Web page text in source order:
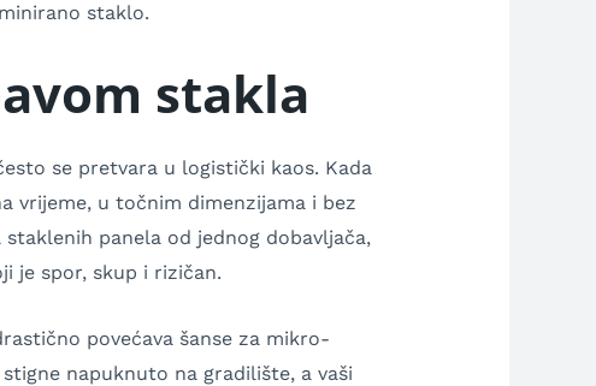
staklo.
stakla
se pretvara u logistički kaos. Kada
vrijeme, u točnim dimenzijama i bez
panela od jednog dobavljača,
je spor, skup i rizičan.
povećava šanse za mikro-
napuknuto na gradilište, a vaši